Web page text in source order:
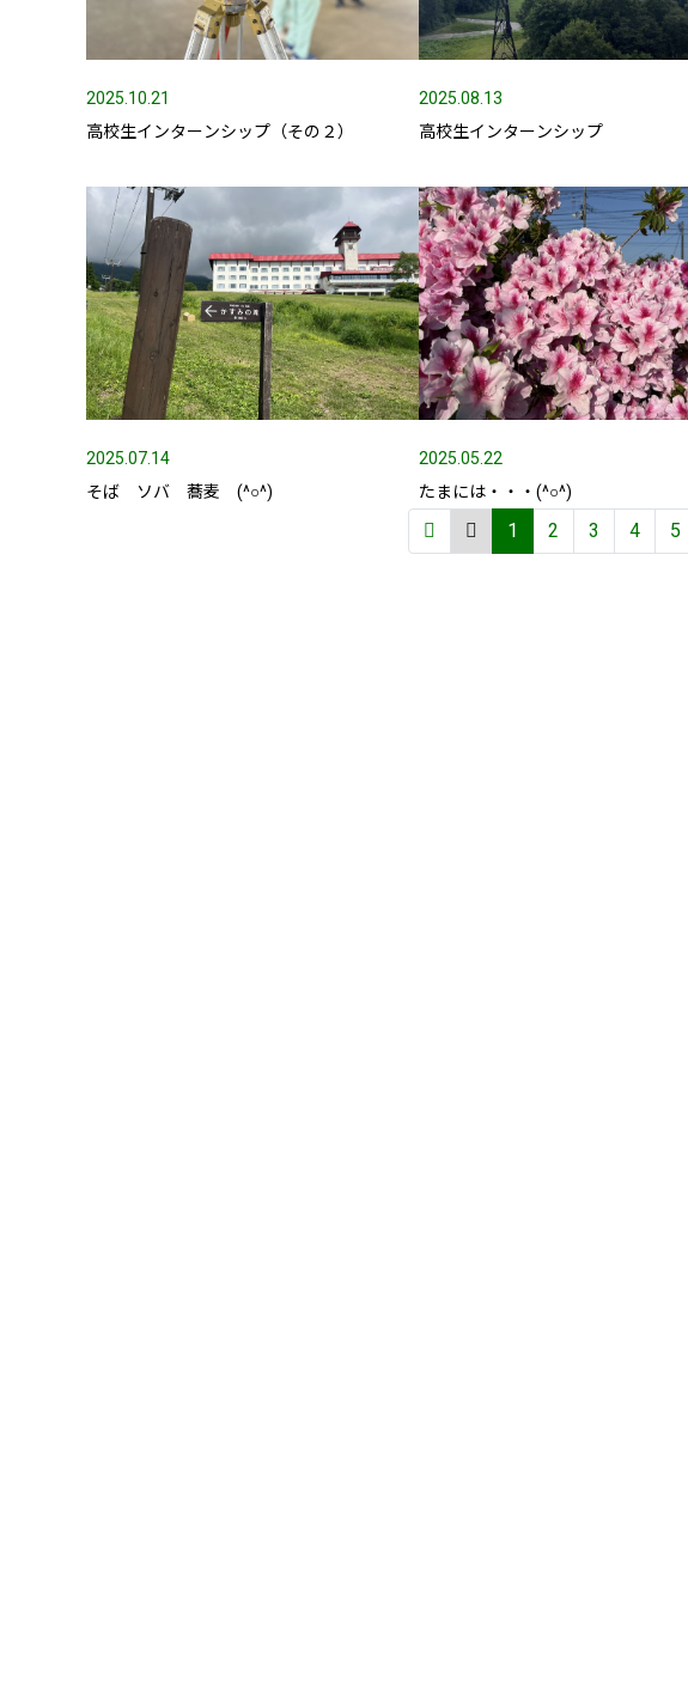
2025.10.21
高校生インターンシップ（その２）
2025.08.13
高校生インターンシップ
2025.07.14
そば ソバ 蕎麦 (^○^)
2025.05.22
たまには・・・(^○^)
1 2 3 4 5
お問い合わせ